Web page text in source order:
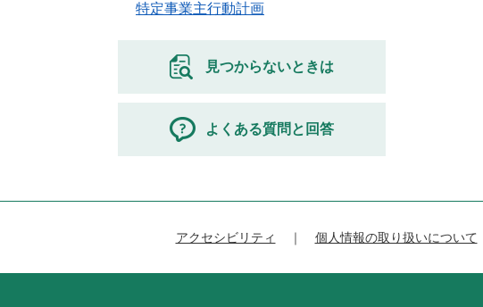
特定事業主行動計画
見つからないときは
よくある質問と回答
アクセシビリティ 個人情報の取り扱いについて